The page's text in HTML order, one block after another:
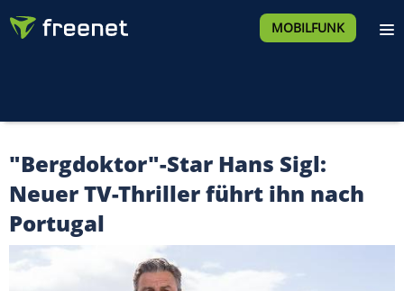
MOBILFUNK
"Bergdoktor"-Star Hans Sigl:
Neuer TV-Thriller führt ihn nach
Portugal